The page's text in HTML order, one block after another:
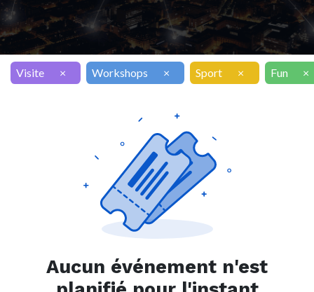
Visite × Workshops × Sport × Fun ×
Aucun événement n'est